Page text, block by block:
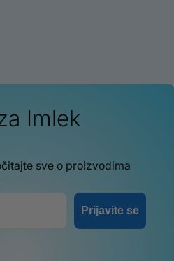
Imlek
sve o proizvodima
Prijavite se